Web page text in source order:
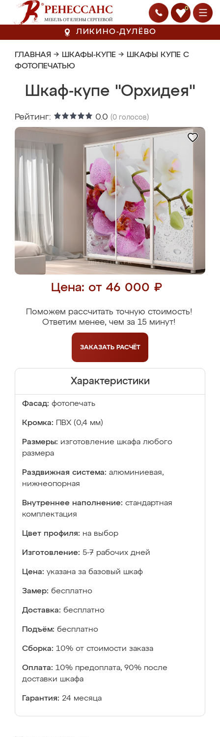
0
ЛИКИНО-ДУЛЁВО
ГЛАВНАЯ → ШКАФЫ-КУПЕ → ШКАФЫ КУПЕ С
ФОТОПЕЧАТЬЮ
Шкаф-купе "Орхидея"
Рейтинг: 0.0 (0 голосов)
Цена: от 46 000 ₽
Поможем рассчитать точную стоимость!
Ответим менее, чем за 15 минут!
ЗАКАЗАТЬ РАСЧЁТ
Характеристики
Фасад: фотопечать
Кромка: ПВХ (0,4 мм)
Размеры: изготовление шкафа любого
размера
Раздвижная система: алюминиевая,
нижнеопорная
Внутреннее наполнение: стандартная
комплектация
Цвет профиля: на выбор
Изготовление: 5-7 рабочих дней
Цена: указана за базовый шкаф
Замер: бесплатно
Доставка: бесплатно
Подъём: бесплатно
Сборка: 10% от стоимости заказа
Оплата: 10% предоплата, 90% после
доставки шкафа
Гарантия: 24 месяца